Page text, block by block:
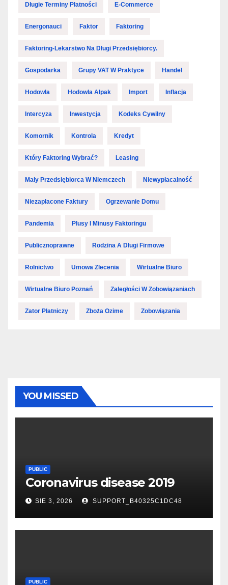
Długie Terminy Płatności E-Commerce
Energonauci Faktor Faktoring
Faktoring-Lekarstwo Na Długi Przedsiębiorcy.
Gospodarka Grupy VAT W Praktyce Handel
Hodowla Hodowla Alpak Import Inflacja
Intercyza Inwestycja Kodeks Cywilny
Komornik Kontrola Kredyt
Który Faktoring Wybrać? Leasing
Mały Przedsiębiorca W Niemczech Niewypłacalność
Niezapłacone Faktury Ogrzewanie Domu
Pandemia Plusy I Minusy Faktoringu
Publicznoprawne Rodzina A Długi Firmowe
Rolnictwo Umowa Zlecenia Wirtualne Biuro
Wirtualne Biuro Poznań Zaległości W Zobowiązaniach
Zator Płatniczy Zboża Ozime Zobowiązania
YOU MISSED
PUBLIC
Coronavirus disease 2019
SIE 3, 2026 SUPPORT_B40325C1DC48
PUBLIC